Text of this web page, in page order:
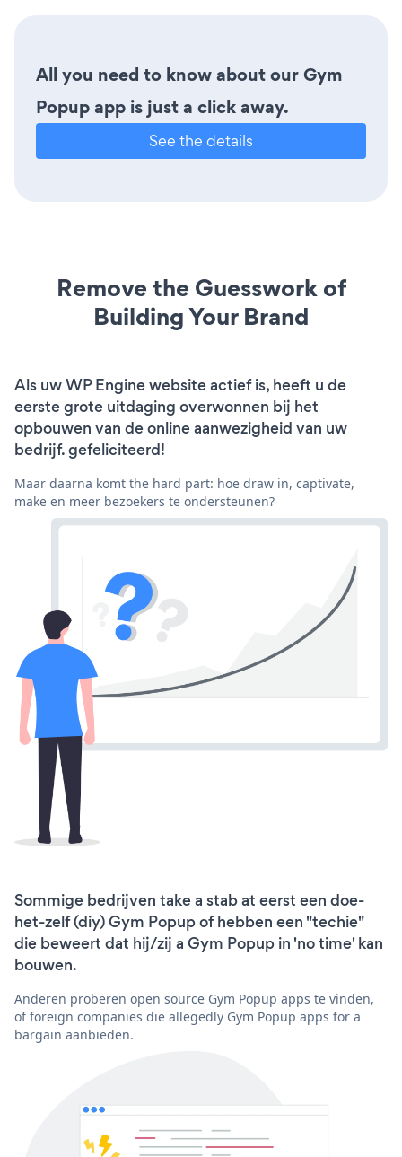
All you need to know about our Gym
Popup app is just a click away.
See the details
Remove the Guesswork of
Building Your Brand
Als uw WP Engine website actief is, heeft u de
eerste grote uitdaging overwonnen bij het
opbouwen van de online aanwezigheid van uw
bedrijf. gefeliciteerd!
Maar daarna komt the hard part: hoe draw in, captivate,
make en meer bezoekers te ondersteunen?
Sommige bedrijven take a stab at eerst een doe-
het-zelf (diy) Gym Popup of hebben een "techie"
die beweert dat hij/zij a Gym Popup in 'no time' kan
bouwen.
Anderen proberen open source Gym Popup apps te vinden,
of foreign companies die allegedly Gym Popup apps for a
bargain aanbieden.